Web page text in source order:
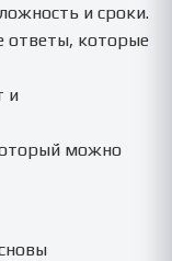
и сроки.
ответы, которые
и
можно